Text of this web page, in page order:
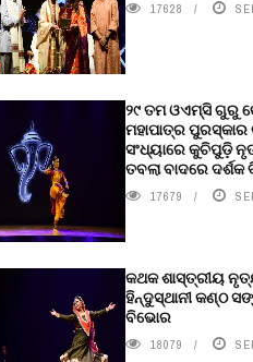
17628
୨୯ ତମ ଓଏମ୍‌ସି ଗୁରୁ
ମହାପାତ୍ର
ସଂଧ୍ୟାରେ କୁଚିପୁଡ଼ି
ତବଲା ବାଦରେ
17679
କଥକ ଶାସ୍ତ୍ରୀୟ
ହିନ୍ଦୁସ୍ଥାନୀ କଣ୍ଠ
ବିଭୋର
18079